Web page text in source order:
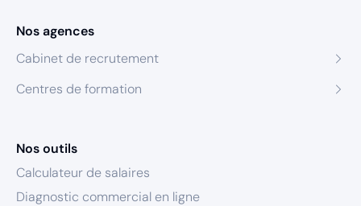
Nos agences
Cabinet de recrutement
Centres de formation
Nos outils
Calculateur de salaires
Diagnostic commercial en ligne